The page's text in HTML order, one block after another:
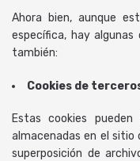
Ahora bien, aunque
específica, hay
también:
Cookies de
Estas cookies
almacenadas en el sitio
superposición de